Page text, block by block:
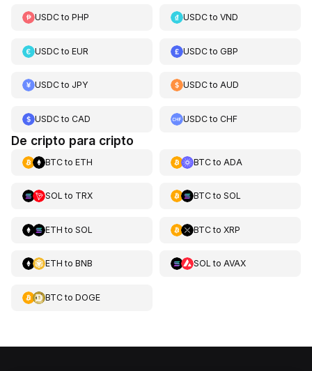
USDCto PHP USDCtoVND
USDCto EUR USDCtoGBP
USDCto JPY USDCtoAUD
USDCto CAD USDCtoCHF
De cripto para cripto
BTCto ETH BTCto ADA
SOL to TRX BTCto SOL
ETH to SOL BTCto XRP
ETH to BNB SOL to AVAX
BTCto DOGE